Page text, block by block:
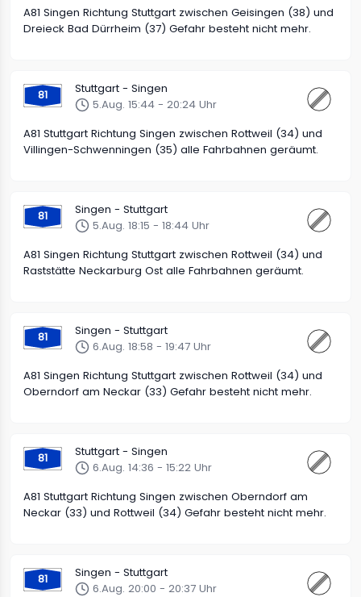
A81 Singen Richtung Stuttgart zwischen Geisingen (38) und
Dreieck Bad Dürrheim (37) Gefahr besteht nicht mehr.
81
Stuttgart - Singen
5.Aug. 15:44 - 20:24 Uhr
A81 Stuttgart Richtung Singen zwischen Rottweil (34) und
Villingen-Schwenningen (35) alle Fahrbahnen geräumt.
81
Singen - Stuttgart
5.Aug. 18:15 - 18:44 Uhr
A81 Singen Richtung Stuttgart zwischen Rottweil (34) und
Raststätte Neckarburg Ost alle Fahrbahnen geräumt.
81
Singen - Stuttgart
6.Aug. 18:58 - 19:47 Uhr
A81 Singen Richtung Stuttgart zwischen Rottweil (34) und
Oberndorf am Neckar (33) Gefahr besteht nicht mehr.
81
Stuttgart - Singen
6.Aug. 14:36 - 15:22 Uhr
A81 Stuttgart Richtung Singen zwischen Oberndorf am
Neckar (33) und Rottweil (34) Gefahr besteht nicht mehr.
81
Singen - Stuttgart
6.Aug. 20:00 - 20:37 Uhr